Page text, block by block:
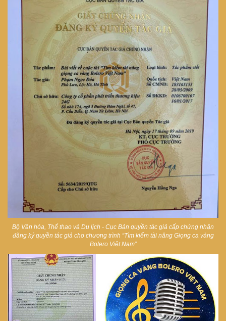
Bộ Văn hóa, Thể thao và Du lịch - Cục Bản quyền tác giả cấp chứng nhận
đăng ký quyền tác giả cho chương trình “Tìm kiếm tài năng Giọng ca vàng
Bolero Việt Nam”